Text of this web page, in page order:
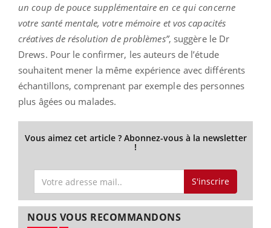
un coup de pouce supplémentaire en ce qui concerne
votre santé mentale, votre mémoire et vos capacités
créatives de résolution de problèmes”, suggère le Dr
Drews. Pour le confirmer, les auteurs de l’étude
souhaitent mener la même expérience avec différents
échantillons, comprenant par exemple des personnes
plus âgées ou malades.
Vous aimez cet article ? Abonnez-vous à la newsletter
!
S'inscrire
NOUS VOUS RECOMMANDONS